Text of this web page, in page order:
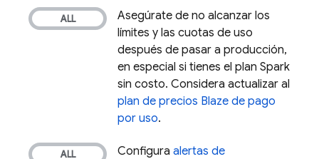
Asegúrate de no alcanzar los
límites y las cuotas de uso
después de pasar a producción,
en especial si tienes el plan Spark
sin costo. Considera actualizar al
plan de precios Blaze de pago
por uso.
Configura alertas de